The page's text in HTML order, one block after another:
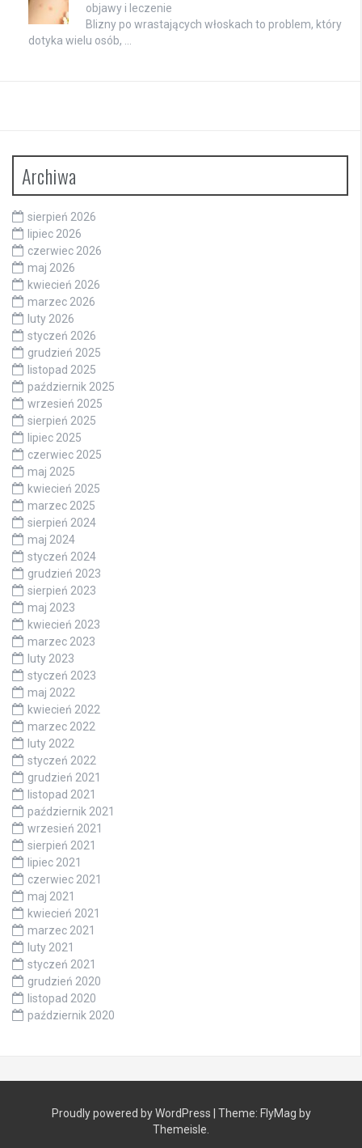
objawy i leczenie
Blizny po wrastających włoskach to problem, który
dotyka wielu osób, …
Archiwa
sierpień 2026
lipiec 2026
czerwiec 2026
maj 2026
kwiecień 2026
marzec 2026
luty 2026
styczeń 2026
grudzień 2025
listopad 2025
październik 2025
wrzesień 2025
sierpień 2025
lipiec 2025
czerwiec 2025
maj 2025
kwiecień 2025
marzec 2025
sierpień 2024
maj 2024
styczeń 2024
grudzień 2023
sierpień 2023
maj 2023
kwiecień 2023
marzec 2023
luty 2023
styczeń 2023
maj 2022
kwiecień 2022
marzec 2022
luty 2022
styczeń 2022
grudzień 2021
listopad 2021
październik 2021
wrzesień 2021
sierpień 2021
lipiec 2021
czerwiec 2021
maj 2021
kwiecień 2021
marzec 2021
luty 2021
styczeń 2021
grudzień 2020
listopad 2020
październik 2020
Proudly powered by WordPress Theme: FlyMag by
Themeisle.